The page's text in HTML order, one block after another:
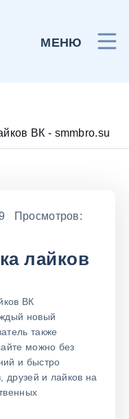
МЕНЮ
ВК - smmbro.su
Просмотров:
лайков
ВК
новый
также
можно без
и быстро
друзей и лайков на